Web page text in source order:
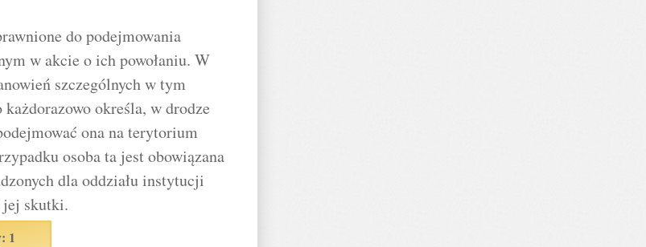
do podejmowania
w akcie o ich powołaniu. W
szczególnych w tym
określa, w drodze
ona na terytorium
osoba ta jest obowiązana
dla oddziału instytucji
skutki.
1